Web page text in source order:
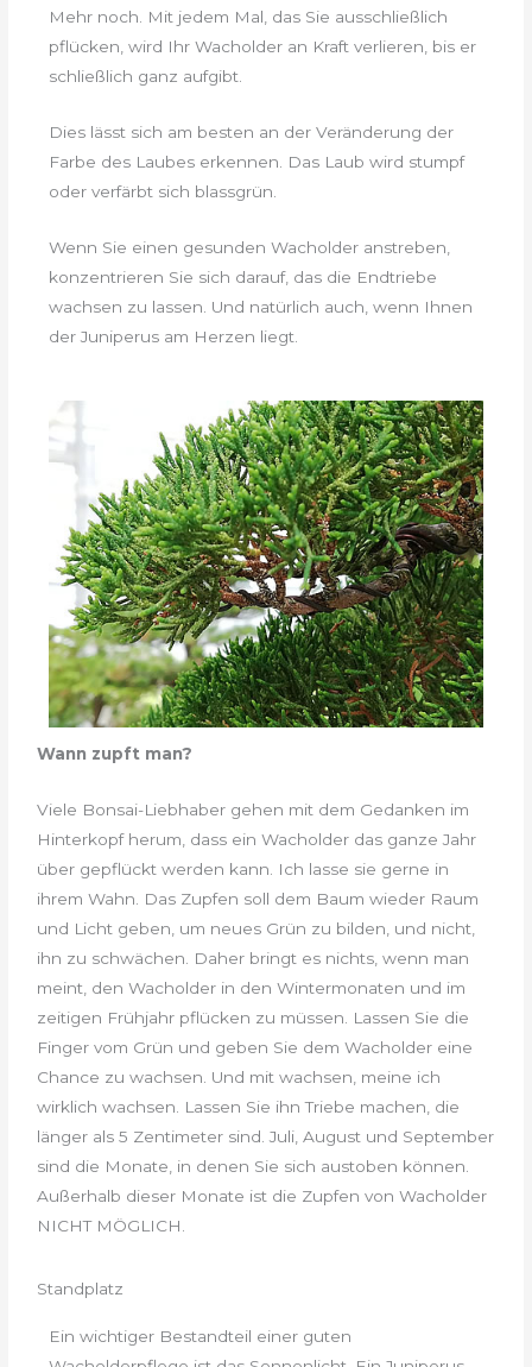
Mehr noch. Mit jedem Mal, das Sie ausschließlich
pflücken, wird Ihr Wacholder an Kraft verlieren, bis er
schließlich ganz aufgibt.
Dies lässt sich am besten an der Veränderung der
Farbe des Laubes erkennen. Das Laub wird stumpf
oder verfärbt sich blassgrün.
Wenn Sie einen gesunden Wacholder anstreben,
konzentrieren Sie sich darauf, das die Endtriebe
wachsen zu lassen. Und natürlich auch, wenn Ihnen
der Juniperus am Herzen liegt.
Wann zupft man?
Viele Bonsai-Liebhaber gehen mit dem Gedanken im
Hinterkopf herum, dass ein Wacholder das ganze Jahr
über gepflückt werden kann. Ich lasse sie gerne in
ihrem Wahn. Das Zupfen soll dem Baum wieder Raum
und Licht geben, um neues Grün zu bilden, und nicht,
ihn zu schwächen. Daher bringt es nichts, wenn man
meint, den Wacholder in den Wintermonaten und im
zeitigen Frühjahr pflücken zu müssen. Lassen Sie die
Finger vom Grün und geben Sie dem Wacholder eine
Chance zu wachsen. Und mit wachsen, meine ich
wirklich wachsen. Lassen Sie ihn Triebe machen, die
länger als 5 Zentimeter sind. Juli, August und September
sind die Monate, in denen Sie sich austoben können.
Außerhalb dieser Monate ist die Zupfen von Wacholder
NICHT MÖGLICH.
Standplatz
Ein wichtiger Bestandteil einer guten